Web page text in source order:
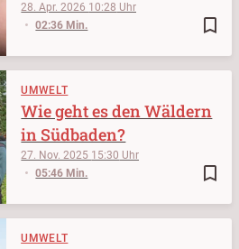
bookmark_border
28. Apr. 2026 10:28
02:36 Min.
UMWELT
bookmark_border
27. Nov. 2025 15:30
05:46 Min.
Wie geht es den Wäldern
in Südbaden?
UMWELT